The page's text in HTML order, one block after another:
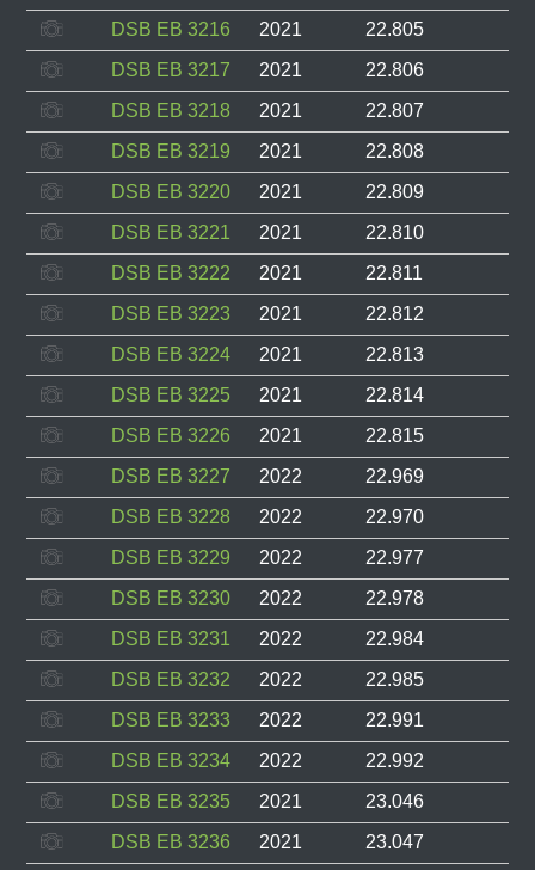
DSB EB 3216
2021 22.805
DSB EB 3217
2021 22.806
DSB EB 3218
2021 22.807
DSB EB 3219
2021 22.808
DSB EB 3220
2021 22.809
DSB EB 3221
2021 22.810
DSB EB 3222
2021 22.811
DSB EB 3223
2021 22.812
DSB EB 3224
2021 22.813
DSB EB 3225
2021 22.814
DSB EB 3226
2021 22.815
DSB EB 3227
2022 22.969
DSB EB 3228
2022 22.970
DSB EB 3229
2022 22.977
DSB EB 3230
2022 22.978
DSB EB 3231
2022 22.984
DSB EB 3232
2022 22.985
DSB EB 3233
2022 22.991
DSB EB 3234
2022 22.992
DSB EB 3235
2021 23.046
DSB EB 3236
2021 23.047